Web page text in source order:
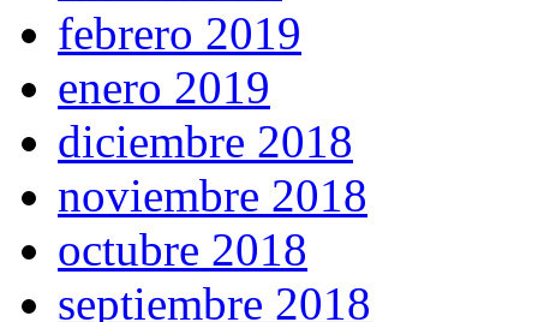
febrero 2019
enero 2019
diciembre 2018
noviembre 2018
octubre 2018
septiembre 2018